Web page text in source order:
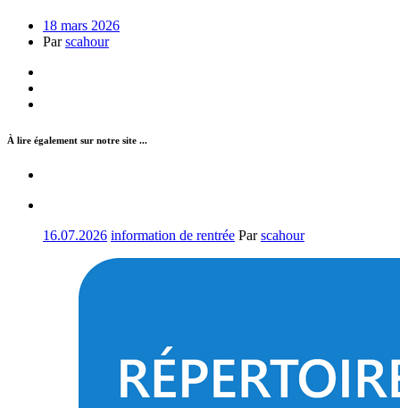
18 mars 2026
Parscahour
À lire également sur notre site ...
16.07.2026 information de rentrée Parscahour